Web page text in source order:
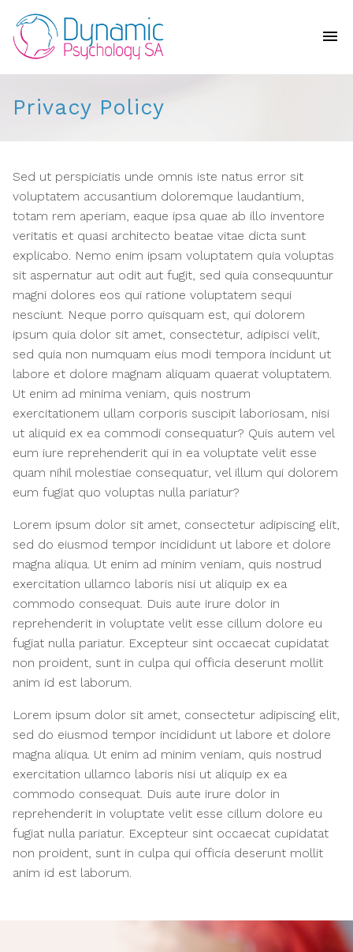
Privacy Policy
Sed ut perspiciatis unde omnis iste natus error sit
voluptatem accusantium doloremque laudantium,
totam rem aperiam, eaque ipsa quae ab illo inventore
veritatis et quasi architecto beatae vitae dicta sunt
explicabo. Nemo enim ipsam voluptatem quia voluptas
sit aspernatur aut odit aut fugit, sed quia consequuntur
magni dolores eos qui ratione voluptatem sequi
nesciunt. Neque porro quisquam est, qui dolorem
ipsum quia dolor sit amet, consectetur, adipisci velit,
sed quia non numquam eius modi tempora incidunt ut
labore et dolore magnam aliquam quaerat voluptatem.
Ut enim ad minima veniam, quis nostrum
exercitationem ullam corporis suscipit laboriosam, nisi
ut aliquid ex ea commodi consequatur? Quis autem vel
eum iure reprehenderit qui in ea voluptate velit esse
quam nihil molestiae consequatur, vel illum qui dolorem
eum fugiat quo voluptas nulla pariatur?
Lorem ipsum dolor sit amet, consectetur adipiscing elit,
sed do eiusmod tempor incididunt ut labore et dolore
magna aliqua. Ut enim ad minim veniam, quis nostrud
exercitation ullamco laboris nisi ut aliquip ex ea
commodo consequat. Duis aute irure dolor in
reprehenderit in voluptate velit esse cillum dolore eu
fugiat nulla pariatur. Excepteur sint occaecat cupidatat
non proident, sunt in culpa qui officia deserunt mollit
anim id est laborum.
Lorem ipsum dolor sit amet, consectetur adipiscing elit,
sed do eiusmod tempor incididunt ut labore et dolore
magna aliqua. Ut enim ad minim veniam, quis nostrud
exercitation ullamco laboris nisi ut aliquip ex ea
commodo consequat. Duis aute irure dolor in
reprehenderit in voluptate velit esse cillum dolore eu
fugiat nulla pariatur. Excepteur sint occaecat cupidatat
non proident, sunt in culpa qui officia deserunt mollit
anim id est laborum.